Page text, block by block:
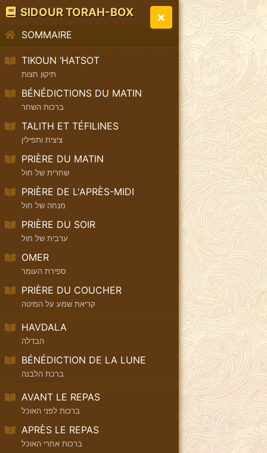
SIDOUR TORAH-BOX
SOMMAIRE
TIKOUN ‘HATSOT
תיקון חצות
BÉNÉDICTIONS DU MATIN
ברכות השחר
TALITH ET TÉFILINES
ציצית ותפילין
PRIÈRE DU MATIN
שחרית של חול
PRIÈRE DE L'APRÈS-MIDI
מנחה של חול
PRIÈRE DU SOIR
ערבית של חול
OMER
ספירת העומר
PRIÈRE DU COUCHER
קריאת שמע על המיטה
HAVDALA
הבדלה
BÉNÉDICTION DE LA LUNE
ברכת הלבנה
AVANT LE REPAS
ברכות לפני האוכל
APRÈS LE REPAS
ברכות אחרי האוכל